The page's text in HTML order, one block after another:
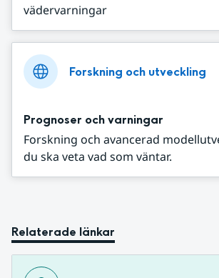
vädervarningar
Forskning och utveckling
Prognoser och varningar
Forskning och avancerad
du ska veta vad som väntar.
Relaterade länkar